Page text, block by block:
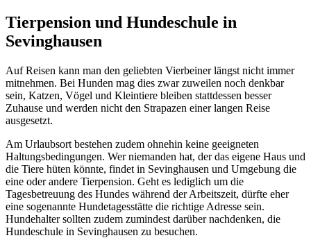
Tierpension und Hundeschule in
Sevinghausen
Auf Reisen kann man den geliebten Vierbeiner längst nicht immer
mitnehmen. Bei Hunden mag dies zwar zuweilen noch denkbar
sein, Katzen, Vögel und Kleintiere bleiben stattdessen besser
Zuhause und werden nicht den Strapazen einer langen Reise
ausgesetzt.
Am Urlaubsort bestehen zudem ohnehin keine geeigneten
Haltungsbedingungen. Wer niemanden hat, der das eigene Haus und
die Tiere hüten könnte, findet in Sevinghausen und Umgebung die
eine oder andere Tierpension. Geht es lediglich um die
Tagesbetreuung des Hundes während der Arbeitszeit, dürfte eher
eine sogenannte Hundetagesstätte die richtige Adresse sein.
Hundehalter sollten zudem zumindest darüber nachdenken, die
Hundeschule in Sevinghausen zu besuchen.